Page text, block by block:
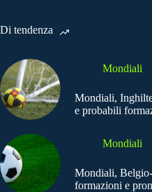
Di tendenza
Mondiali
Mondiali,
e probabili
Mondiali
Mondiali,
formazioni e